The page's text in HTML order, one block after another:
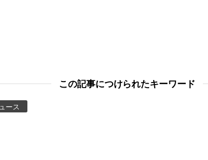
この記事につけられたキーワード
ース